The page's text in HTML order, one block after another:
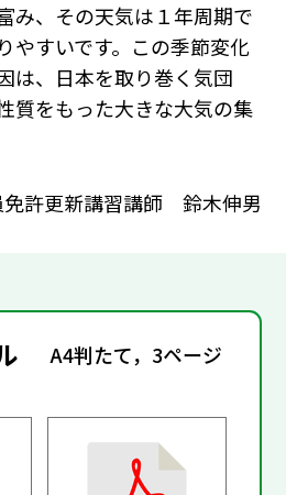
み、その天気は１年周期で
やすいです。この季節変化
は、日本を取り巻く気団
質をもった大きな大気の集
免許更新講習講師 鈴木伸男
A4判たて，3ページ